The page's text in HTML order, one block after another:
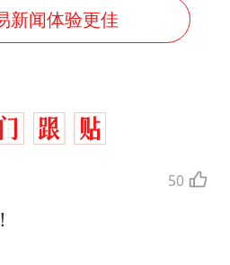
新闻体验更佳
50